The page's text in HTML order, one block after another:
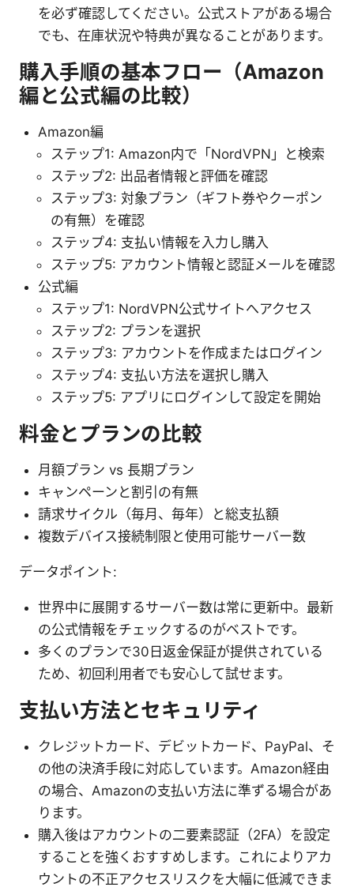
を必ず確認してください。公式ストアがある場合
でも、在庫状況や特典が異なることがあります。
購入手順の基本フロー（Amazon
編と公式編の比較）
Amazon編
ステップ1: Amazon内で「NordVPN」と検索
ステップ2: 出品者情報と評価を確認
ステップ3: 対象プラン（ギフト券やクーポン
の有無）を確認
ステップ4: 支払い情報を入力し購入
ステップ5: アカウント情報と認証メールを確認
公式編
ステップ1: NordVPN公式サイトへアクセス
ステップ2: プランを選択
ステップ3: アカウントを作成またはログイン
ステップ4: 支払い方法を選択し購入
ステップ5: アプリにログインして設定を開始
料金とプランの比較
月額プラン vs 長期プラン
キャンペーンと割引の有無
請求サイクル（毎月、毎年）と総支払額
複数デバイス接続制限と使用可能サーバー数
データポイント:
世界中に展開するサーバー数は常に更新中。最新
の公式情報をチェックするのがベストです。
多くのプランで30日返金保証が提供されている
ため、初回利用者でも安心して試せます。
支払い方法とセキュリティ
クレジットカード、デビットカード、PayPal、そ
の他の決済手段に対応しています。Amazon経由
の場合、Amazonの支払い方法に準ずる場合があ
ります。
購入後はアカウントの二要素認証（2FA）を設定
することを強くおすすめします。これによりアカ
ウントの不正アクセスリスクを大幅に低減できま